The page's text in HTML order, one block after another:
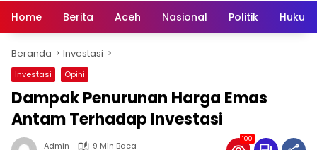
Home Berita Aceh Nasional Politik
Beranda Investasi
Investasi Opini
Dampak Penurunan Harga Emas
Antam Terhadap Investasi
Admin
9 Min Baca
100